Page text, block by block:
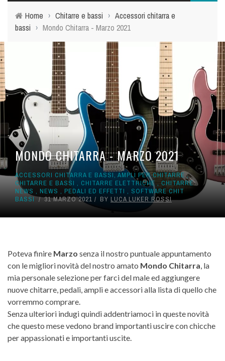
Home › Chitarre e bassi › Accessori chitarra e
bassi › Mondo Chitarra - Marzo 2021
MONDO CHITARRA - MARZO 2021
ACCESSORI CHITARRA E BASSI, AMPLI PER CHITARRE ,
CHITARRE E BASSI , CHITARRE ELETTRICHE , CHITARRE
NEWS , NEWS , PEDALI ED EFFETTI , SOFTWARE CHIT
BASSI
31 MARZO 2021 BY LUCA LUKER ROSSI
Poteva finire Marzo senza il nostro puntuale appuntamento
con le migliori novità del nostro amato Mondo Chitarra , la
mia personale selezione per farci del male ed aggiungere
nuove chitarre, pedali, ampli e accessori alla lista di quello che
vorremmo comprare.
Senza ulteriori indugi quindi addentriamoci in queste novità
che questo mese vedono brand importanti uscire con chicche
per appassionati e importanti uscite.